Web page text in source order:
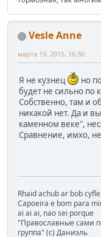
Vesle Anne
марта 19, 2015, 16:30
Я не кузнец
но
будет не сильно по
Собственно, там и
никакой нет. Да и
каменном веке",
Сравнение, имхо,
Rhaid achub ar bob
Capoeira e bom para
ai ai ai, nao sei porque
"Православные сами
группа" (с) Даниэль